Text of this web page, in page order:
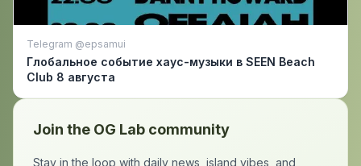
Telegram @epsamui
Глобальное событие хаус-музыки в SEEN Beach
Club 8 августа
Join the OG Lab community
Stay in the loop with daily news, island vibes, and